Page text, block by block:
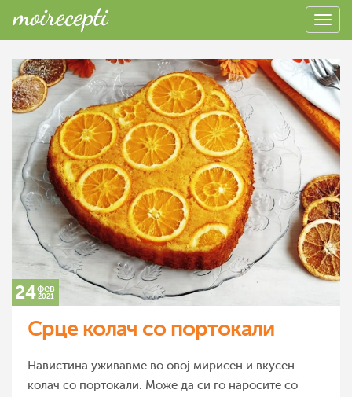
24фев
2021
Срце колач со портокали
Навистина уживавме во овој мирисен и вкусен
колач со портокали. Може да си го наросите со